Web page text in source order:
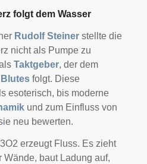
folgt dem Wasser
Rudolf Steinerstellte die
nicht als Pumpe zu
Taktgeber, der dem
folgt. Diese
esoterisch, bis moderne
und zum Einfluss von
neu bewerten.
erzeugt Fluss. Es zieht
baut Ladung auf,